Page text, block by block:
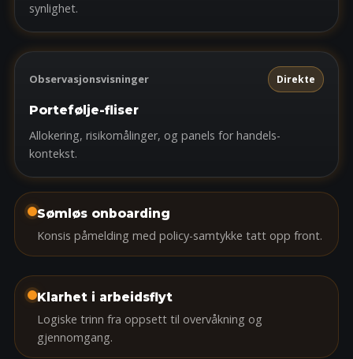
synlighet.
Observasjonsvisninger Direkte
Portefølje-fliser
Allokering, risikomålinger, og panels for handels-
kontekst.
Sømløs onboarding
Konsis påmelding med policy-samtykke tatt opp front.
Klarhet i arbeidsflyt
Logiske trinn fra oppsett til overvåkning og
gjennomgang.